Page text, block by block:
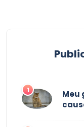
1
Meu